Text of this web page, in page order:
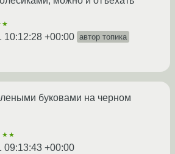
10:12:28 +00:00 автор топика
буковами на черном
09:13:43 +00:00